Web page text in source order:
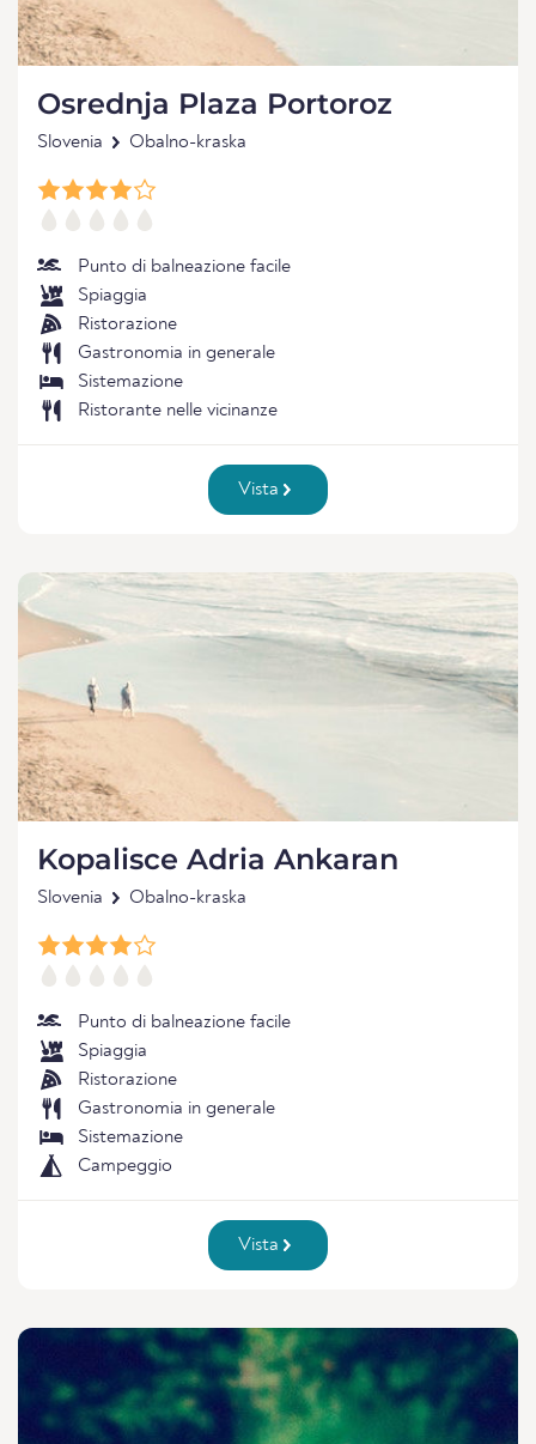
Osrednja Plaza Portoroz
Slovenia Obalno-kraska
Punto di balneazione facile
Spiaggia
Ristorazione
Gastronomia in generale
Sistemazione
Ristorante nelle vicinanze
Vista
Kopalisce Adria Ankaran
Slovenia Obalno-kraska
Punto di balneazione facile
Spiaggia
Ristorazione
Gastronomia in generale
Sistemazione
Campeggio
Vista